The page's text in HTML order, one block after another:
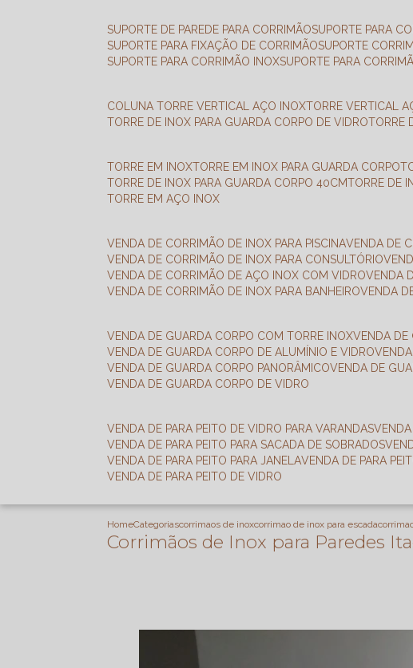
SUPORTE DE PAREDE PARA CORRIMÃO
SUPORTE PARA
SUPORTE PARA FIXAÇÃO DE CORRIMÃO
SUPORTE
SUPORTE PARA CORRIMÃO INOX SUPORTE PARA
COLUNA TORRE VERTICAL AÇO INOX TORRE VERTICAL
TORRE DE INOX PARA GUARDA CORPO DE VIDRO
TORRE EM INOX TORRE EM INOX PARA GUARDA CORPO
TORRE DE INOX PARA GUARDA CORPO 40CM TORRE DE
TORRE EM AÇO INOX
VENDA DE CORRIMÃO DE INOX PARA PISCINA
VENDA DE
VENDA DE CORRIMÃO DE INOX PARA CONSULTÓRIO
VENDA DE CORRIMÃO DE AÇO INOX COM VIDRO
VENDA DE CORRIMÃO DE INOX PARA BANHEIRO
VENDA
VENDA DE GUARDA CORPO COM TORRE INOX
VENDA
VENDA DE GUARDA CORPO DE ALUMÍNIO E VIDRO
VENDA DE GUARDA CORPO PANORÂMICO
VENDA DE
VENDA DE GUARDA CORPO DE VIDRO
VENDA DE PARA PEITO DE VIDRO PARA VARANDAS
VENDA DE PARA PEITO PARA SACADA DE SOBRADOS
VENDA DE PARA PEITO PARA JANELA
VENDA DE PARA
VENDA DE PARA PEITO DE VIDRO
HomeCategoriascorrimaos de inoxcorrimao de inox para escada
Corrimãos de Inox para Paredes